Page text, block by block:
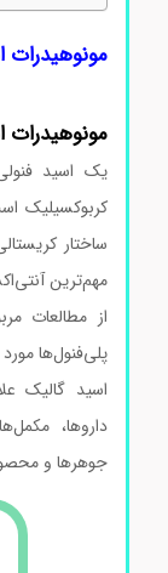
مونوهیدرات
مونوهیدرات
یک اسید
کربوکسیلیک
ساختار
مهم‌ترین
از مطالعات
پلی‌فنول‌ها مورد
اسید گالیک
داروها،
جوهرها و